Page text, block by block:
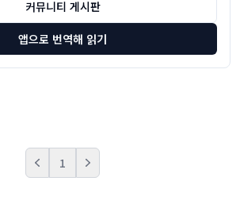
커뮤니티 게시판
앱으로 번역해 읽기
Prev 1 Next